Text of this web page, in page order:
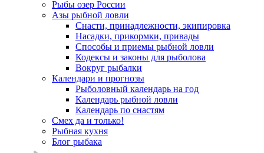
Рыбы озер России
Азы рыбной ловли
Снасти, принадлежности, экипировка
Насадки, прикормки, привады
Способы и приемы рыбной ловли
Кодексы и законы для рыболова
Вокруг рыбалки
Календари и прогнозы
Рыболовный календарь на год
Календарь рыбной ловли
Календарь по снастям
Смех да и только!
Рыбная кухня
Блог рыбака